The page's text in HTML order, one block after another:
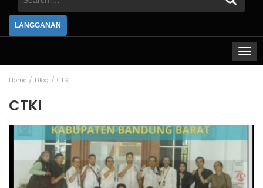
LANGGANAN
Home Blog CTKI
CTKI